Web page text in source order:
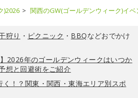
)2026 関西のGW(ゴールデンウィーク)イ
狩り ・ ピクニック ・ BBQなどおでかけ
】2026年のゴールデンウィークはいつか
想と回避術をご紹介
く！？関東・関西・東海エリア別スポ